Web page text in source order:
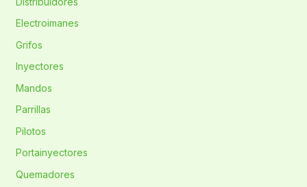
Electroimanes
Grifos
Inyectores
Mandos
Parrillas
Pilotos
Portainyectores
Quemadores